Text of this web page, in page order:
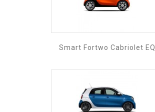
Smart Fortwo Cabriolet EQ